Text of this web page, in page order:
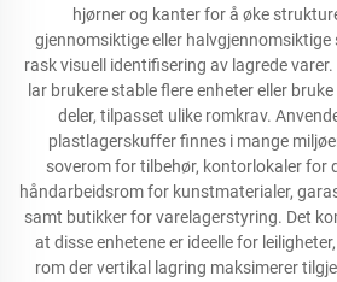
hjørner og kanter for å øke
gjennomsiktige eller
rask visuell identifisering av lagrede
lar brukere stable flere enheter eller
deler, tilpasset ulike romkrav.
plastlagerskuffer finnes i mange
soverom for tilbehør, kontorlokaler for
håndarbeidsrom for kunstmaterialer,
samt butikker for varelagerstyring. Det
at disse enhetene er ideelle for
rom der vertikal lagring maksimerer